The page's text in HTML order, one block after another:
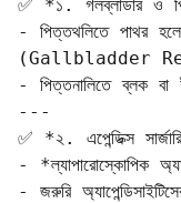
✅ *১. গলব্লাডার ও
- পিত্তথলিতে পাথর হলে
(Gallbladder
- পিত্তনালিতে ব্লক
---
✅ *২. এপেন্ডিক্স
- *ল্যাপারোস্কোপিক
- জরুরি